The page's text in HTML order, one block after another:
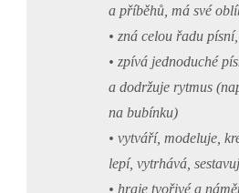
a příběhů, má své
• zná celou řadu
• zpívá jednoduché
a dodržuje rytmus
na bubínku)
• vytváří, modeluje,
lepí, vytrhává,
• hraje tvořivé a